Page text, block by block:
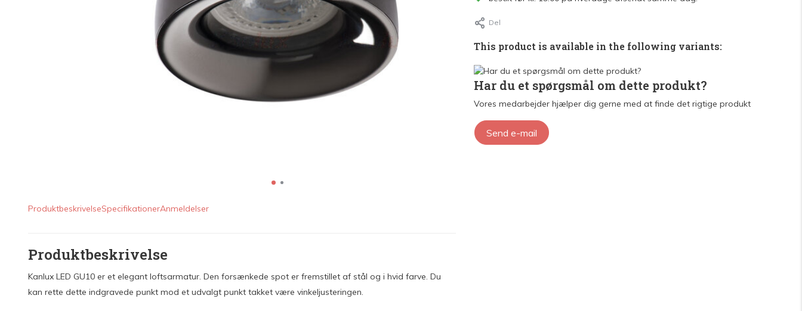
LED-strips og LED Lysslanger
Installationsmateriale og tilbehør
ProduktbeskrivelseSpecifikationerAnmeldelser
Produktbeskrivelse
Kanlux LED GU10 er et elegant loftsarmatur. Den forsænkede spot er fremstillet af stål og i hvid farve. Du
kan rette dette indgravede punkt mod et udvalgt punkt takket være vinkeljusteringen.
Del
This product is available in the following variants:
Har du et spørgsmål om dette produkt?
Vores medarbejder hjælper dig gerne med at finde det rigtige produkt
Send e-mail